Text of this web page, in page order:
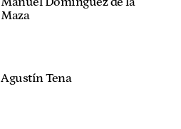
Maza
Agustín Tena